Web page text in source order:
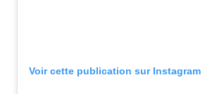
Voir cette publication sur Instagram